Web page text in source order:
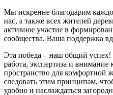
Мы искренне благодарим
нас, а также всех жителей
активное участие в
сообщества. Ваша поддержка
Эта победа – наш общий успех!
работа, экспертиза и
пространство для
следовать этим принципам,
удобно и наслаждаться